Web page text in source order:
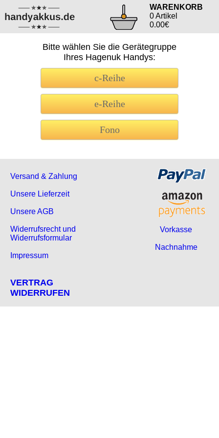
WARENKORB
0 Artikel
0.00€
Bitte wählen Sie die Gerätegruppe
Ihres Hagenuk Handys:
c-Reihe
e-Reihe
Fono
Versand & Zahlung
Unsere Lieferzeit
Unsere AGB
Widerrufsrecht und
Widerrufsformular
Impressum
VERTRAG
WIDERRUFEN
Vorkasse
Nachnahme